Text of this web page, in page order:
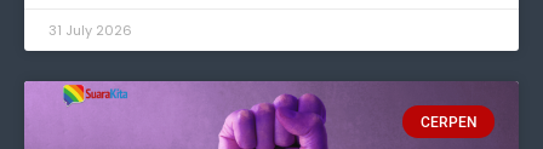
31 July 2026
CERPEN